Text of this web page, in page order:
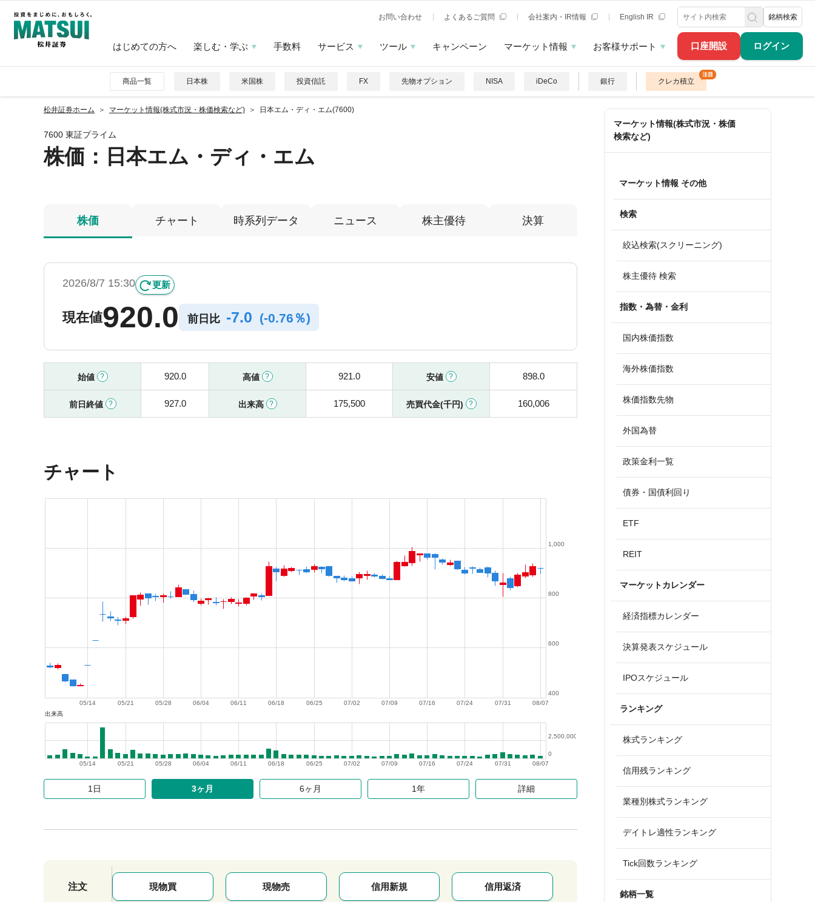
口座開設 ログイン
お問い合わせ よくあるご質問 会社案内・IR情報 English IR 銘柄検索
はじめての方へ 楽しむ・学ぶ 手数料 サービス ツール キャンペーン マーケット情報 お客様サポート
商品一覧 日本株 米国株 投資信託 FX 先物オプション NISA iDeCo 銀行 クレカ積立
松井証券ホーム マーケット情報(株式市況・株価検索など) 日本エム・ディ・エム(7600)
7600 東証プライム
株価 ：日本エム・ディ・エム
株価 チャート 時系列データ ニュース 株主優待 決算
2026/8/7 15:30 更新
現在値920.0 前日比 -7.0 (-0.76％)
始値 920.0 高値 921.0 安値 898.0
前日終値 927.0 出来高 175,500 売買代金(千円) 160,006
チャート
08/07
07/31
07/24
07/16
07/09
07/02
06/25
06/18
06/11
06/04
05/28
05/21
05/14
400
600
800
1,000
出来高
08/07
07/31
07/24
07/16
07/09
07/02
06/25
06/18
06/11
06/04
05/28
05/21
05/14
0
2,500,000
1日 3ヶ月 6ヶ月 1年 詳細
注文 現物買 現物売 信用新規 信用返済
マーケット情報(株式市況・株価
検索など)
マーケット情報 その他
検索
絞込検索(スクリーニング)
株主優待 検索
指数・為替・金利
国内株価指数
海外株価指数
株価指数先物
外国為替
政策金利一覧
債券・国債利回り
ETF
REIT
マーケットカレンダー
経済指標カレンダー
決算発表スケジュール
IPOスケジュール
ランキング
株式ランキング
信用残ランキング
業種別株式ランキング
デイトレ適性ランキング
Tick回数ランキング
銘柄一覧